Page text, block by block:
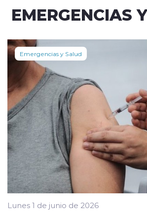
EMERGENCIAS
Emergencias y Salud
Lunes 1 de junio de 2026